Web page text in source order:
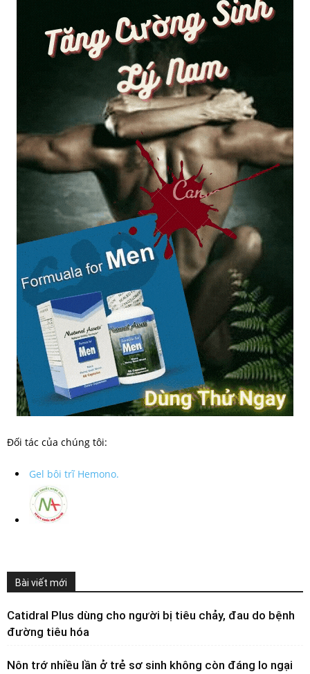
Đối tác của chúng tôi:
Gel bôi trĩ Hemono.
Bài viết mới
Catidral Plus dùng cho người bị tiêu chảy, đau do bệnh
đường tiêu hóa
Nôn trớ nhiều lần ở trẻ sơ sinh không còn đáng lo ngại